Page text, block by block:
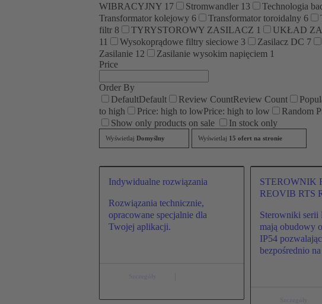
WIBRACYJNY 17 Stromwandler 13 Technologia
Transformator kolejowy 6 Transformator toroidalny 6
filtr 8 TYRYSTOROWY ZASILACZ 1 UKŁAD
11
Wysokoprądowe filtry sieciowe 3 Zasilacz DC 7
Zasilanie 12 Zasilanie wysokim napięciem 1
Price
Order By
DefaultDefault Review CountReview Count
to high
Price: high to lowPrice: high to low Random
Show only products on sale
In stock only
Wyświetlaj Domyślny Wyświetlaj 15 ofert na stronie
Indywidualne rozwiązania
Rozwiązania technicznie,
opracowane specjalnie dla
Twojej aplikacji.
STEROWNIK
REOVIB RTS
Sterowniki
mają obudowy
IP54
bezpośrednio